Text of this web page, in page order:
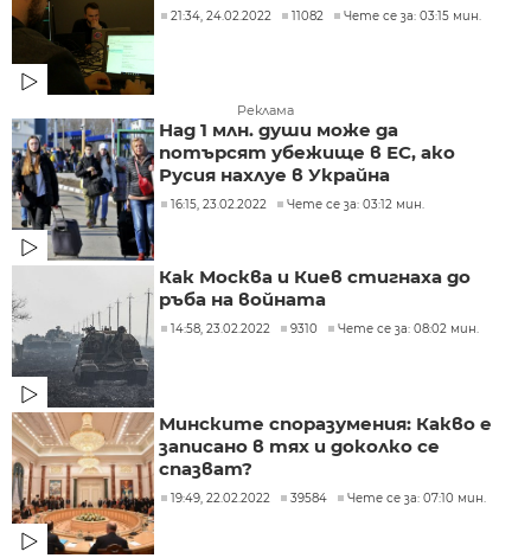
21:34, 24.02.2022 11082 Чете се за: 03:15 мин.
Реклама
Над 1 млн. души може да
потърсят убежище в ЕС, ако
Русия нахлуе в Украйна
16:15, 23.02.2022 Чете се за: 03:12 мин.
Как Москва и Киев стигнаха до
ръба на войната
14:58, 23.02.2022 9310 Чете се за: 08:02 мин.
Минските споразумения: Какво е
записано в тях и доколко се
спазват?
19:49, 22.02.2022 39584 Чете се за: 07:10 мин.